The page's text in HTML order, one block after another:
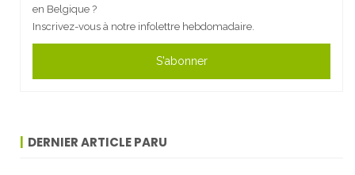
en Belgique ?
Inscrivez-vous à notre infolettre hebdomadaire.
S'abonner
DERNIER ARTICLE PARU